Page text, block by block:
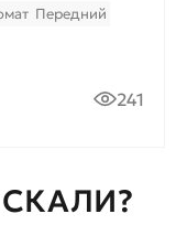
Передний
241